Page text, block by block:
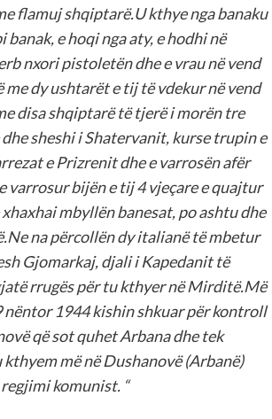
flamuj shqiptarë.U kthye nga banaku
e hoqi nga aty, e hodhi në
nxori pistoletën dhe e vrau në vend
me dy ushtarët e tij të vdekur në vend
disa shqiptarë të tjerë i morën tre
sheshi i Shatervanit, kurse trupine
e Prizrenit dhe e varrosën afër
varrosur bijën e tij 4 vjeçare e quajtur
mbyllën banesat, po ashtu dhe
na përcollën dy italianë të mbetur
Gjomarkaj, djali i Kapedanit të
rrugës për tu kthyer në Mirditë.Më
nëntor 1944 kishin shkuar për kontroll
që sot quhet Arbana dhe tek
më në Dushanovë (Arbanë)
komunist. “